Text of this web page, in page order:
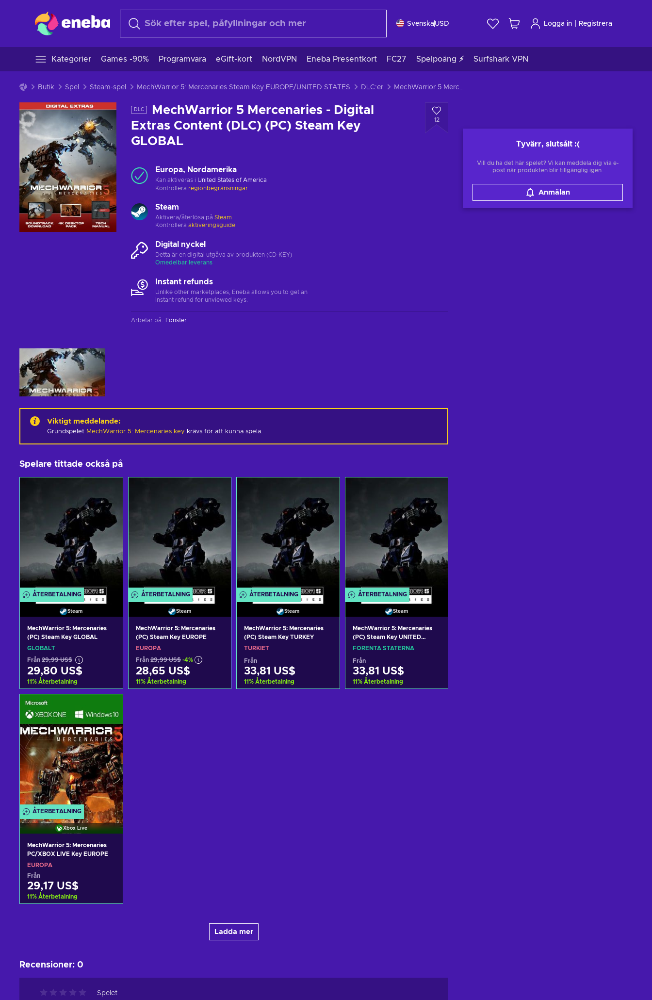
Svenska USD Logga in Registrera
Kategorier Games -90% Programvara eGift-kort NordVPN Eneba Presentkort FC27 Spelpoäng ⚡ Surfshark VPN
Butik Spel Steam-spel MechWarrior 5: Mercenaries Steam Key EUROPE/UNITED STATES DLC:er MechWarrior 5 Mercenaries - Digital Extras Content (DLC) (PC) Steam Key GLOBAL
DLC
MechWarrior 5 Mercenaries - Digital
Extras Content (DLC) (PC) Steam Key
GLOBAL
12
Tyvärr, slutsålt :(
Vill du ha det här spelet? Vi kan meddela dig via e-
post när produkten blir tillgänglig igen.
Anmälan
Europa, Nordamerika
Kan aktiveras i United States of America
Kontrollera regionbegränsningar
Steam
Aktivera/återlösa på Steam
Kontrollera aktiveringsguide
Digital nyckel
Detta är en digital utgåva av produkten (CD-KEY)
Omedelbar leverans
Instant refunds
Unlike other marketplaces, Eneba allows you to get an
instant refund for unviewed keys.
Arbetar på: Fönster
Viktigt meddelande:
Grundspelet MechWarrior 5: Mercenaries key krävs för att kunna spela.
Spelare tittade också på
ÅTERBETALNING
Steam
MechWarrior 5: Mercenaries
(PC) Steam Key GLOBAL
GLOBALT
Från 29,99 US$
29,80 US$
11% Återbetalning
Lägg till i varukorgen
View offers
ÅTERBETALNING
Steam
MechWarrior 5: Mercenaries
(PC) Steam Key EUROPE
EUROPA
Från 29,99 US$ -4%
28,65 US$
11% Återbetalning
ÅTERBETALNING
Steam
MechWarrior 5: Mercenaries
(PC) Steam Key TURKEY
TURKIET
Från
33,81 US$
11% Återbetalning
ÅTERBETALNING
Steam
MechWarrior 5: Mercenaries
(PC) Steam Key UNITED
STATES
FÖRENTA STATERNA
Från
33,81 US$
11% Återbetalning
ÅTERBETALNING
Xbox Live
MechWarrior 5: Mercenaries
PC/XBOX LIVE Key EUROPE
EUROPA
Från
29,17 US$
11% Återbetalning
Ladda mer
Recensioner: 0
Spelet